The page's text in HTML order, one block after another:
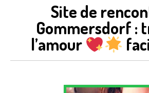
Site de
Gommersdorf :
l’amour